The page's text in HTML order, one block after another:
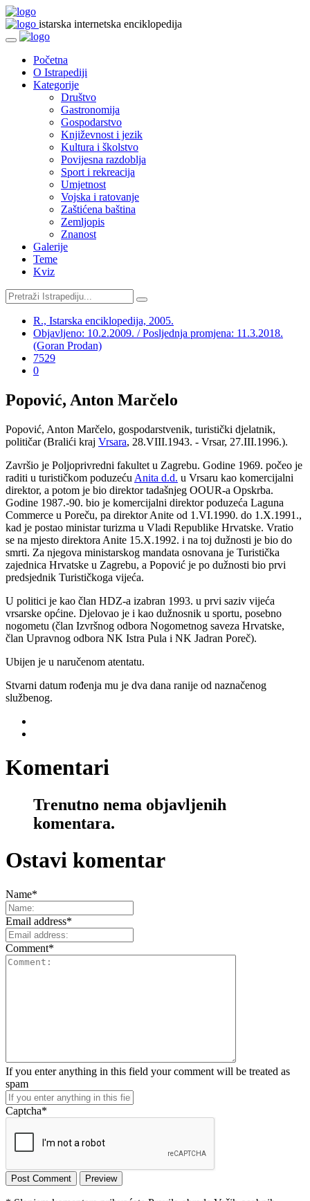
istarska internetska enciklopedija
Početna
O Istrapediji
Kategorije
Društvo
Gastronomija
Gospodarstvo
Književnost i jezik
Kultura i školstvo
Povijesna razdoblja
Sport i rekreacija
Umjetnost
Vojska i ratovanje
Zaštićena baština
Zemljopis
Znanost
Galerije
Teme
Kviz
R., Istarska enciklopedija, 2005.
Objavljeno: 10.2.2009. / Posljednja promjena: 11.3.2018.
(Goran Prodan)
7529
0
Popović, Anton Marčelo
Popović, Anton Marčelo, gospodarstvenik, turistički djelatnik,
političar (Bralići kraj Vrsara, 28.VIII.1943. - Vrsar, 27.III.1996.).
Završio je Poljoprivredni fakultet u Zagrebu. Godine 1969. počeo je
raditi u turističkom poduzeću Anita d.d. u Vrsaru kao komercijalni
direktor, a potom je bio direktor tadašnjeg OOUR-a Opskrba.
Godine 1987.-90. bio je komercijalni direktor poduzeća Laguna
Commerce u Poreču, pa direktor Anite od 1.VI.1990. do 1.X.1991.,
kad je postao ministar turizma u Vladi Republike Hrvatske. Vratio
se na mjesto direktora Anite 15.X.1992. i na toj dužnosti je bio do
smrti. Za njegova ministarskog mandata osnovana je Turistička
zajednica Hrvatske u Zagrebu, a Popović je po dužnosti bio prvi
predsjednik Turističkoga vijeća.
U politici je kao član HDZ-a izabran 1993. u prvi saziv vijeća
vrsarske općine. Djelovao je i kao dužnosnik u sportu, posebno
nogometu (član Izvršnog odbora Nogometnog saveza Hrvatske,
član Upravnog odbora NK Istra Pula i NK Jadran Poreč).
Ubijen je u naručenom atentatu.
Stvarni datum rođenja mu je dva dana ranije od naznačenog
službenog.
Komentari
Trenutno nema objavljenih
komentara.
Ostavi komentar
Name*
Email address*
Comment*
If you enter anything in this field your comment will be treated as
spam
Captcha*